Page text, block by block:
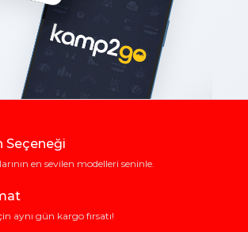
Seçeneği
en sevilen modelleri seninle.
aynı gün kargo fırsatı!